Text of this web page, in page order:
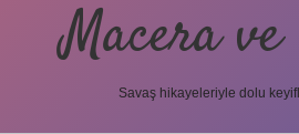
Macera
Savaş hikayeleriyle dolu